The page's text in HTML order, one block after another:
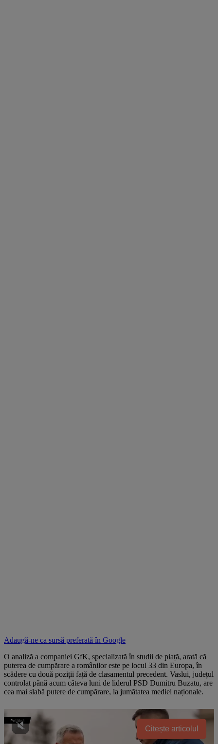
Adaugă-ne ca sursă preferată în Google
O analiză a companiei GfK, specializată în studii de piață, arată că
puterea de cumpărare a românilor este pe locul 33 din Europa, în
scădere cu două poziții față de clasamentul precedent. Vaslui, județul
controlat până acum câteva luni de liderul PSD Dumitru Buzatu, are
cea mai slabă putere de cumpărare, la jumătatea mediei naționale.
Citește articolul